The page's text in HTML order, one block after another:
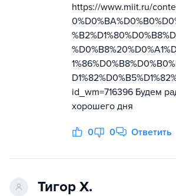
https://www.miit.ru/
id_wm=716396 Будем
хорошего дня
0 0 Ответить
Тигор Х.